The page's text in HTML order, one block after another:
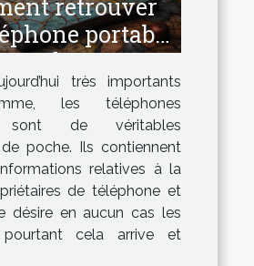
retrouver
portable
perdu ?
très importants
les téléphones
sont de véritables
poche. Ils contiennent
relatives à la
de téléphone et
désire en aucun cas les
cela arrive et